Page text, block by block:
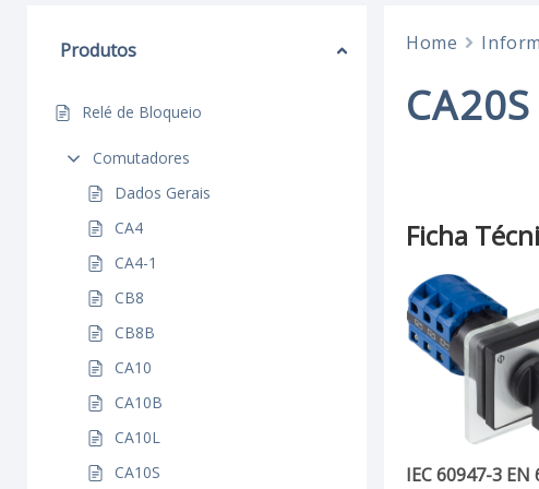
Produtos
Relé de Bloqueio
Comutadores
Dados Gerais
CA4
CA4-1
CB8
CB8B
CA10
CA10B
CA10L
CA10S
Home
CA20S
Ficha
IEC 60947-3